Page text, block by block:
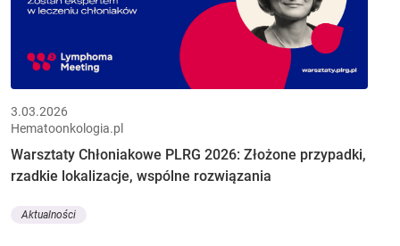
3.03.2026
Hematoonkologia.pl
Warsztaty Chłoniakowe PLRG 2026: Złożone przypadki,
rzadkie lokalizacje, wspólne rozwiązania
Aktualności